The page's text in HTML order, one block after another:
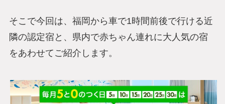
そこで今回は、福岡から車で1時間前後で行ける近
隣の認定宿と、県内で赤ちゃん連れに大人気の宿
をあわせてご紹介します。